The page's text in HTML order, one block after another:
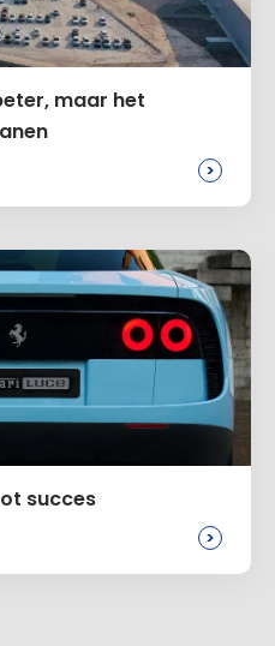
maar het
>
succes
>